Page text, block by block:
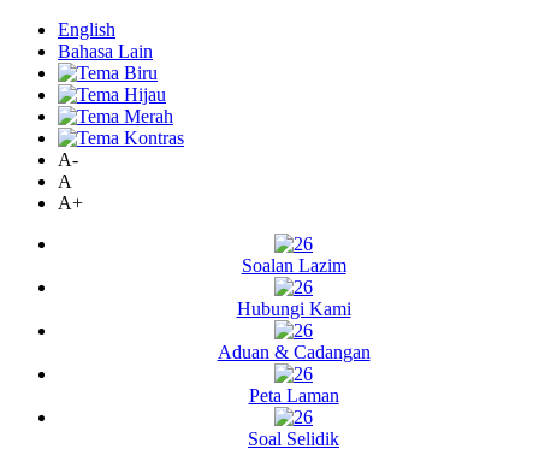
English
Bahasa Lain
A-
A
A+
Soalan Lazim
Hubungi Kami
Aduan & Cadangan
Peta Laman
Soal Selidik